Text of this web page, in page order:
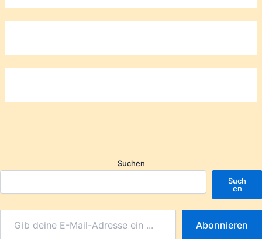
Suchen
Such
en
Abonnieren